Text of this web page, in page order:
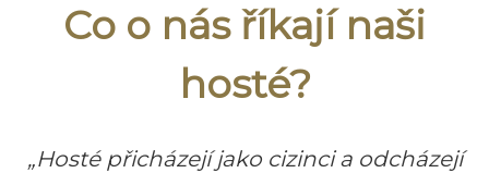
Co o nás říkají naši
hosté?
„Hosté přicházejí jako cizinci a odcházejí